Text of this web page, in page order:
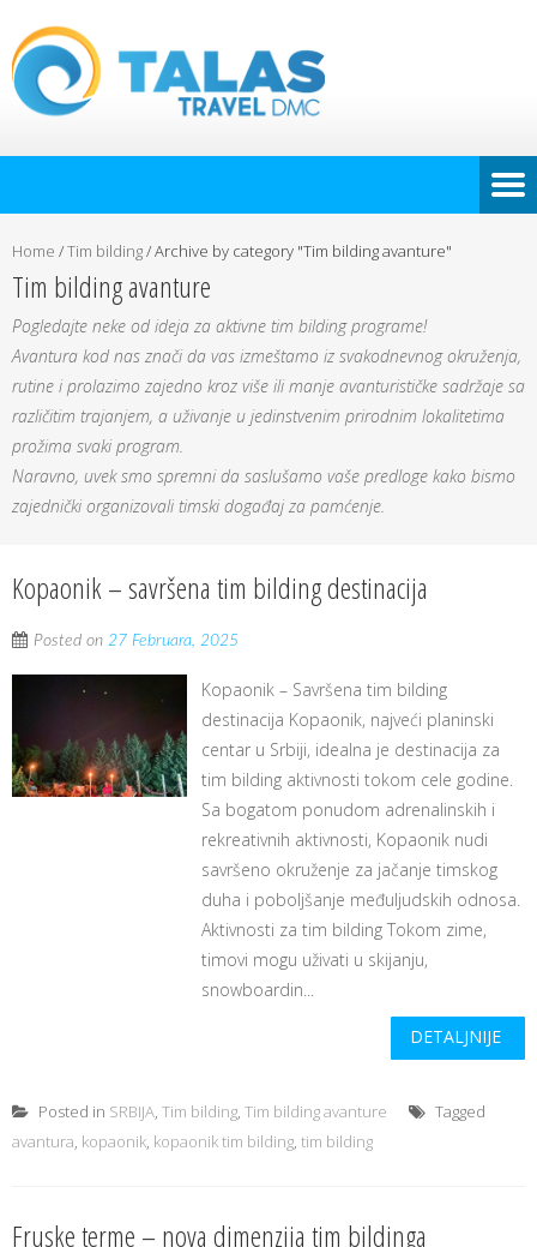
Home /Tim bilding/Archive by category "Tim bilding avanture"
Tim bilding avanture
Pogledajte neke od ideja za aktivne tim bilding programe!
Avantura kod nas znači da vas izmeštamo iz svakodnevnog okruženja,
rutine i prolazimo zajedno kroz više ili manje avanturističke sadržaje sa
različitim trajanjem, a uživanje u jedinstvenim prirodnim lokalitetima
prožima svaki program.
Naravno, uvek smo spremni da saslušamo vaše predloge kako bismo
zajednički organizovali timski događaj za pamćenje.
Kopaonik – savršena tim bilding destinacija
Posted on 27 Februara, 2025
Kopaonik – Savršena tim bilding
destinacija Kopaonik, najveći planinski
centar u Srbiji, idealna je destinacija za
tim bilding aktivnosti tokom cele godine.
Sa bogatom ponudom adrenalinskih i
rekreativnih aktivnosti, Kopaonik nudi
savršeno okruženje za jačanje timskog
duha i poboljšanje međuljudskih odnosa.
Aktivnosti za tim bilding Tokom zime,
timovi mogu uživati u skijanju,
snowboardin...
DETALJNIJE
Posted in SRBIJA, Tim bilding, Tim bilding avanture
Tagged
avantura, kopaonik, kopaonik tim bilding, tim bilding
Fruske terme – nova dimenzija tim bildinga